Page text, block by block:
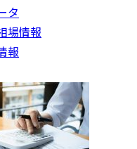
タ
場情報
報